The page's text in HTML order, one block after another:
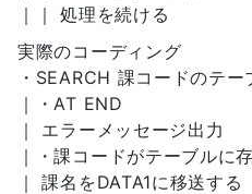
｜｜ 処理を続ける
実際のコーディング
・SEARCH 課コードのテー
｜・AT END
｜ エラーメッセージ出力
｜・課コードがテーブルに
｜ 課名をDATA1に移送する